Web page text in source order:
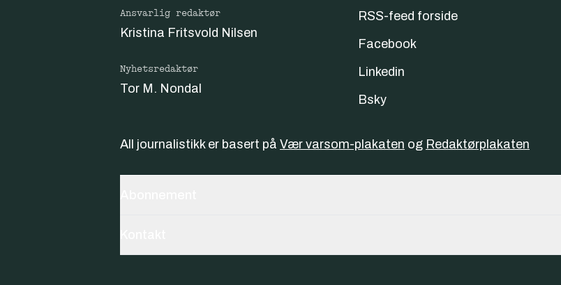
Ansvarlig redaktør
Kristina Fritsvold Nilsen
Nyhetsredaktør
Tor M. Nondal
RSS-feed forside
Facebook
Linkedin
Bsky
All journalistikk er basert på Vær varsom-plakaten og Redaktørplakaten